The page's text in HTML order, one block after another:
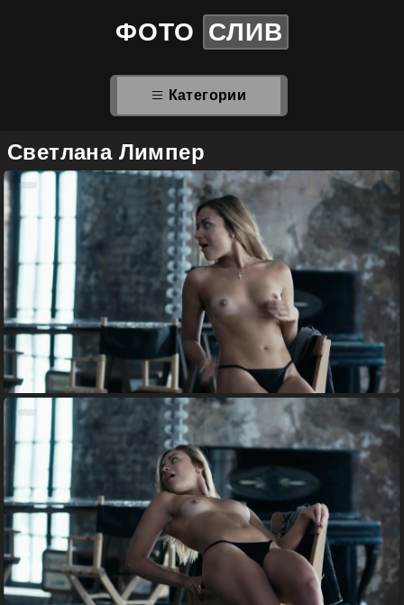
ФОТО СЛИВ
Категории
Светлана Лимпер